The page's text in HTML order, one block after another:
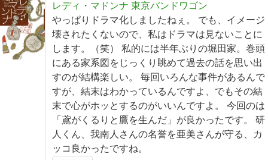
レディ・マドンナ 東京バンドワゴン
やっぱりドラマ化しましたねぇ。 でも、イメージ
壊されたくないので、私はドラマは見ないことに
します。（笑） 私的には半年ぶりの堀田家。巻頭
にある家系図をじっくり眺めて過去の話を思い出
すのが結構楽しい。 毎回いろんな事件があるんで
すが、結末はわかっているんですよ、でもその結
末で心がホッとするのがいいんですよ。 今回のは
「鳶がくるりと鷹を生んだ」が良かったです。 研
人くん、我南人さんの名誉を亜美さんが守る、カ
ッコ良かったですね。